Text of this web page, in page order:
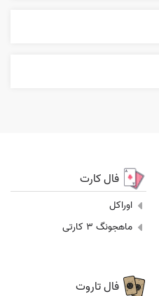
فال کارت
اوراکل
ماهجونگ 3 کارتی
فال تاروت